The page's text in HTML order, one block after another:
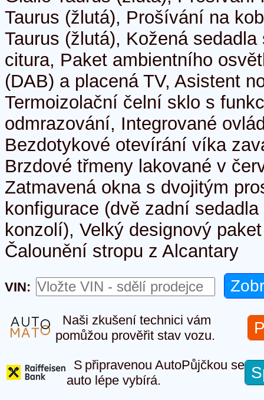
Taurus (žlutá), Prošívání na
Taurus (žlutá), Kožená
citura, Paket ambientního
(DAB) a placená TV, Asistent
Termoizolační čelní sklo s
odmrazování, Integrované
Bezdotykové otevírání víka
Brzdové třmeny lakované v
Zatmavená okna s dvojitým
konfigurace (dvě zadní
konzolí), Velký designový
Čalounění stropu z Alcantary
VIN:
Naši zkušení technici vám
pomůžou prověřit stav vozu.
S připravenou AutoPůjčkou se
auto lépe vybírá.